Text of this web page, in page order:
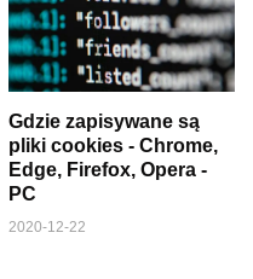
Gdzie zapisywane są
pliki cookies - Chrome,
Edge, Firefox, Opera -
PC
2020-12-22